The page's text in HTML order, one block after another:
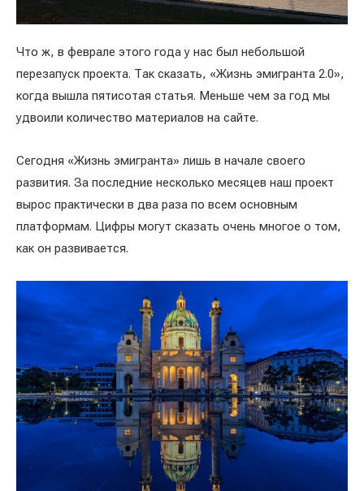
Что ж, в феврале этого года у нас был небольшой
перезапуск проекта. Так сказать, «Жизнь эмигранта 2.0»,
когда вышла пятисотая статья. Меньше чем за год мы
удвоили количество материалов на сайте.
Сегодня «Жизнь эмигранта» лишь в начале своего
развития. За последние несколько месяцев наш проект
вырос практически в два раза по всем основным
платформам. Цифры могут сказать очень многое о том,
как он развивается.